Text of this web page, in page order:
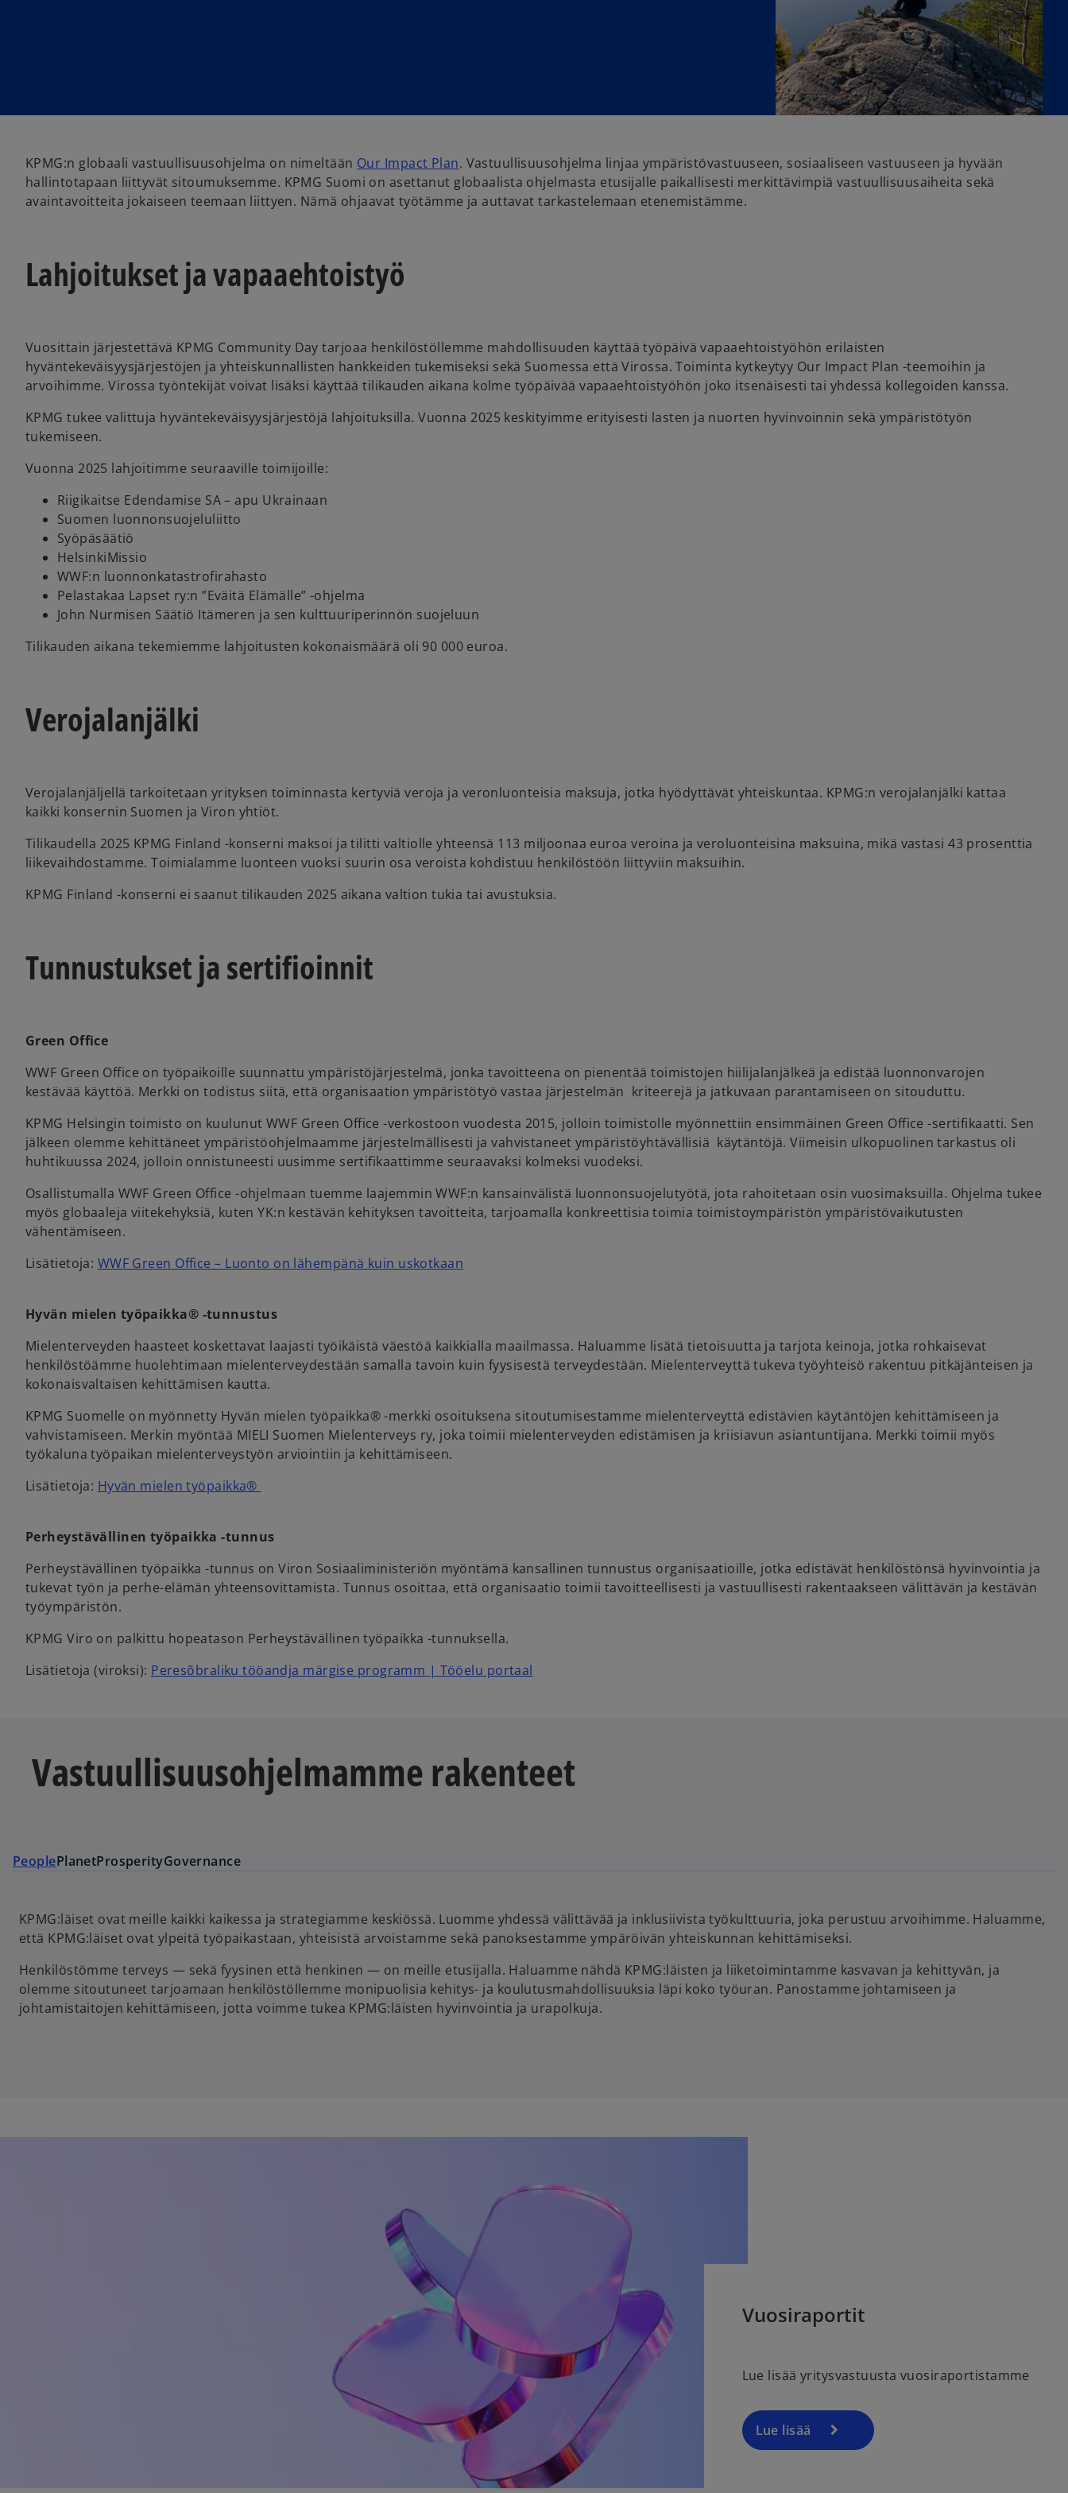
KPMG:n globaali vastuullisuusohjelma on nimeltään Our Impact Plan. Vastuullisuusohjelma linjaa ympäristövastuuseen, sosiaaliseen vastuuseen ja hyvään
hallintotapaan liittyvät sitoumuksemme. KPMG Suomi on asettanut globaalista ohjelmasta etusijalle paikallisesti merkittävimpiä vastuullisuusaiheita sekä
avaintavoitteita jokaiseen teemaan liittyen. Nämä ohjaavat työtämme ja auttavat tarkastelemaan etenemistämme.
Lahjoitukset ja vapaaehtoistyö
Vuosittain järjestettävä KPMG Community Day tarjoaa henkilöstöllemme mahdollisuuden käyttää työpäivä vapaaehtoistyöhön erilaisten
hyväntekeväisyysjärjestöjen ja yhteiskunnallisten hankkeiden tukemiseksi sekä Suomessa että Virossa. Toiminta kytkeytyy Our Impact Plan -teemoihin ja
arvoihimme. Virossa työntekijät voivat lisäksi käyttää tilikauden aikana kolme työpäivää vapaaehtoistyöhön joko itsenäisesti tai yhdessä kollegoiden kanssa.
KPMG tukee valittuja hyväntekeväisyysjärjestöjä lahjoituksilla. Vuonna 2025 keskityimme erityisesti lasten ja nuorten hyvinvoinnin sekä ympäristötyön
tukemiseen.
Vuonna 2025 lahjoitimme seuraaville toimijoille:
Riigikaitse Edendamise SA – apu Ukrainaan
Suomen luonnonsuojeluliitto
Syöpäsäätiö
HelsinkiMissio
WWF:n luonnonkatastrofirahasto
Pelastakaa Lapset ry:n ”Eväitä Elämälle” -ohjelma
John Nurmisen Säätiö Itämeren ja sen kulttuuriperinnön suojeluun
Tilikauden aikana tekemiemme lahjoitusten kokonaismäärä oli 90 000 euroa.
Verojalanjälki
Verojalanjäljellä tarkoitetaan yrityksen toiminnasta kertyviä veroja ja veronluonteisia maksuja, jotka hyödyttävät yhteiskuntaa. KPMG:n verojalanjälki kattaa
kaikki konsernin Suomen ja Viron yhtiöt.
Tilikaudella 2025 KPMG Finland -konserni maksoi ja tilitti valtiolle yhteensä 113 miljoonaa euroa veroina ja veroluonteisina maksuina, mikä vastasi 43 prosenttia
liikevaihdostamme. Toimialamme luonteen vuoksi suurin osa veroista kohdistuu henkilöstöön liittyviin maksuihin.
KPMG Finland -konserni ei saanut tilikauden 2025 aikana valtion tukia tai avustuksia.
Tunnustukset ja sertifioinnit
Green Office
WWF Green Office on työpaikoille suunnattu ympäristöjärjestelmä, jonka tavoitteena on pienentää toimistojen hiilijalanjälkeä ja edistää luonnonvarojen
kestävää käyttöä. Merkki on todistus siitä, että organisaation ympäristötyö vastaa järjestelmän kriteerejä ja jatkuvaan parantamiseen on sitouduttu.
KPMG Helsingin toimisto on kuulunut WWF Green Office -verkostoon vuodesta 2015, jolloin toimistolle myönnettiin ensimmäinen Green Office -sertifikaatti. Sen
jälkeen olemme kehittäneet ympäristöohjelmaamme järjestelmällisesti ja vahvistaneet ympäristöyhtävällisiä käytäntöjä. Viimeisin ulkopuolinen tarkastus oli
huhtikuussa 2024, jolloin onnistuneesti uusimme sertifikaattimme seuraavaksi kolmeksi vuodeksi.
Osallistumalla WWF Green Office -ohjelmaan tuemme laajemmin WWF:n kansainvälistä luonnonsuojelutyötä, jota rahoitetaan osin vuosimaksuilla. Ohjelma tukee
myös globaaleja viitekehyksiä, kuten YK:n kestävän kehityksen tavoitteita, tarjoamalla konkreettisia toimia toimistoympäristön ympäristövaikutusten
vähentämiseen.
Lisätietoja: WWF Green Office – Luonto on lähempänä kuin uskotkaan
Hyvän mielen työpaikka® -tunnustus
Mielenterveyden haasteet koskettavat laajasti työikäistä väestöä kaikkialla maailmassa. Haluamme lisätä tietoisuutta ja tarjota keinoja, jotka rohkaisevat
henkilöstöämme huolehtimaan mielenterveydestään samalla tavoin kuin fyysisestä terveydestään. Mielenterveyttä tukeva työyhteisö rakentuu pitkäjänteisen ja
kokonaisvaltaisen kehittämisen kautta.
KPMG Suomelle on myönnetty Hyvän mielen työpaikka® -merkki osoituksena sitoutumisestamme mielenterveyttä edistävien käytäntöjen kehittämiseen ja
vahvistamiseen. Merkin myöntää MIELI Suomen Mielenterveys ry, joka toimii mielenterveyden edistämisen ja kriisiavun asiantuntijana. Merkki toimii myös
työkaluna työpaikan mielenterveystyön arviointiin ja kehittämiseen.
Lisätietoja: Hyvän mielen työpaikka®
Perheystävällinen työpaikka -tunnus
Perheystävällinen työpaikka -tunnus on Viron Sosiaaliministeriön myöntämä kansallinen tunnustus organisaatioille, jotka edistävät henkilöstönsä hyvinvointia ja
tukevat työn ja perhe-elämän yhteensovittamista. Tunnus osoittaa, että organisaatio toimii tavoitteellisesti ja vastuullisesti rakentaakseen välittävän ja kestävän
työympäristön.
KPMG Viro on palkittu hopeatason Perheystävällinen työpaikka -tunnuksella.
Lisätietoja (viroksi): Peresõbraliku tööandja märgise programm | Tööelu portaal
Vastuullisuusohjelmamme rakenteet
PeoplePlanetProsperityGovernance
KPMG:läiset ovat meille kaikki kaikessa ja strategiamme keskiössä. Luomme yhdessä välittävää ja inklusiivista työkulttuuria, joka perustuu arvoihimme. Haluamme,
että KPMG:läiset ovat ylpeitä työpaikastaan, yhteisistä arvoistamme sekä panoksestamme ympäröivän yhteiskunnan kehittämiseksi.
Henkilöstömme terveys — sekä fyysinen että henkinen — on meille etusijalla. Haluamme nähdä KPMG:läisten ja liiketoimintamme kasvavan ja kehittyvän, ja
olemme sitoutuneet tarjoamaan henkilöstöllemme monipuolisia kehitys- ja koulutusmahdollisuuksia läpi koko työuran. Panostamme johtamiseen ja
johtamistaitojen kehittämiseen, jotta voimme tukea KPMG:läisten hyvinvointia ja urapolkuja.
Vuosiraportit
Lue lisää yritysvastuusta vuosiraportistamme
Lue lisää